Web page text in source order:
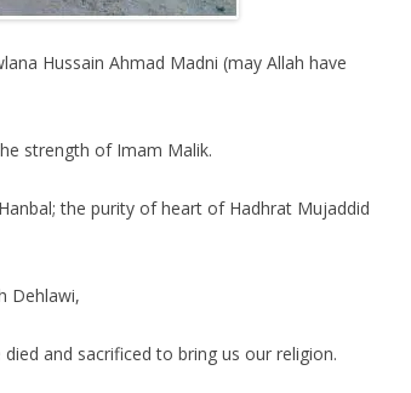
Hussain Ahmad Madni (may Allah have
strength of Imam Malik.
the purity of heart of Hadhrat Mujaddid
Dehlawi,
and sacrificed to bring us our religion.